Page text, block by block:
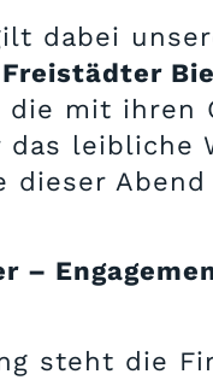
dabei
Freistädter
die mit ihren
leibliche
dieser
–
steht die